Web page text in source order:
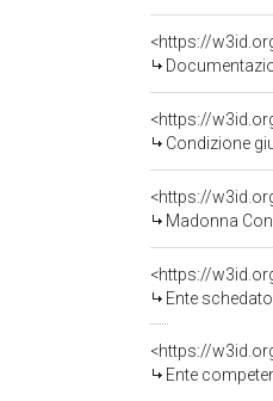
Condizione
<https://
Madonna
<https://
Ente schedatore del
<https://
Ente